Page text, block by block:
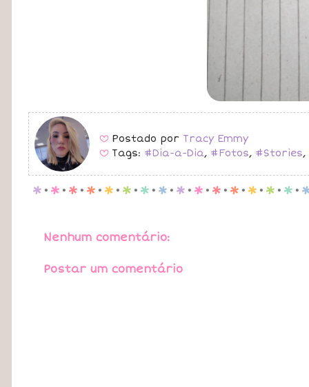
B Postado por Tracy Emmy
B Tags: #Dia-a-Dia, #Fotos, #Stories,
p . p . p . p . p . p . p . p . p . p . p . p . p . p . p .
Nenhum comentário:
Postar um comentário